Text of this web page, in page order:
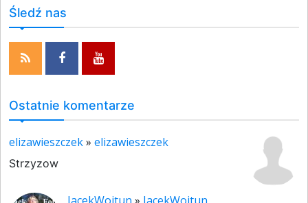
Śledź nas
Ostatnie komentarze
elizawieszczek» elizawieszczek
Strzyzow